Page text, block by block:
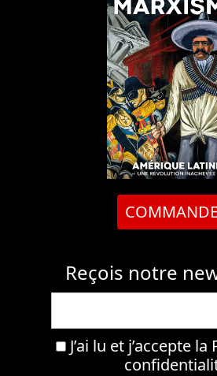
Reçois notre
J’ai lu et j’accepte la